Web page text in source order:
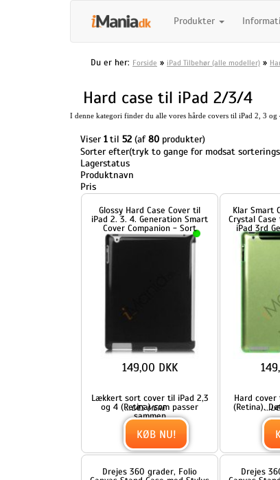
Produkter
Du er her: Forside » iPad Tilbehør (alle modeller) »
Hard case til iPad 2/3/4
I denne kategori finder du alle vores hårde covers til iPad 2, 3 og
Viser 1til 52 (af80 produkter)
Sorter efter(tryk to gange for modsat
Lagerstatus
Produktnavn
PrisGlossy Hard Case Cover til
iPad 2. 3. 4. Generation Smart
Cover Companion - Sort
og 4 (Retina) som passer
sammen
LÆS MERE
Crystal Case til iPad
iPad 3rd
(Retina). Dette
LÆS MERE
149,00
Drejes 360 grader, Folio
Canvas Stand Case med Stylus
til iPad 2. 3. 4. Generation -
Rose
Drejes 360
Canvas Stand Case
til iPad 2. 3. 4.
Blue